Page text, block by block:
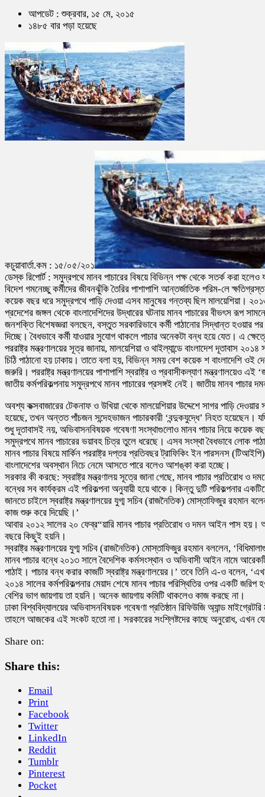
আপডেট : শুক্রবার, ১৫ মে, ২০১৫
১৪৮৫ বার পড়া হয়েছে
কচুয়াবার্তা.কম : ১৫/০৫/২০১
ডেস্ক রিপোর্ট : সমুদ্রপথে মানব পাচারের বিষয়ে বিভিন্ন পক্ষ থেকে সতর্ক করা
বিদেশ গমনেচ্ছু কর্মীদের জীবনঝুঁকি তৈরির পাশাপাশি আন্তর্জাতিক পরিম-লে ক্ষতিগ্রস্ত
কয়েক বছর ধরে সমুদ্রপথে পাড়ি দেওয়া এসব মানুষের গন্তব্য ছিল মালয়েশিয়া।
প্রদেশের জঙ্গল থেকে বাংলাদেশিদের উদ্ধারের ঘটনায় মানব পাচারের বীভৎস রূপ
জনশক্তি বিশেষজ্ঞরা বলছেন, বস্তুত সরকারিভাবে কর্মী পাঠানোর সিদ্ধান্ত হওয়ার
দিচ্ছে। বৈধভাবে কর্মী যাওয়ার সুযোগ থাকলে পাচার অনেকটা বন্ধ হয়ে যেত। এ
পররাষ্ট্র মন্ত্রণালয়ের সূত্র জানায়, মালয়েশিয়া ও থাইল্যান্ডে বাংলাদেশ দূতাবাস
চিঠি পাঠানো হয় ঢাকায়। তাতে বলা হয়, বিভিন্ন সময় বেশ কয়েক শ বাংলাদেশি
জরুরি। পররাষ্ট্র মন্ত্রণালয়ের পাশাপাশি স্বরাষ্ট্র ও প্রবাসীকল্যাণ মন্ত্রণালয়েও
জাতীয় কর্মপরিকল্পনায় সমুদ্রপথে মানব পাচারের প্রসঙ্গই নেই। জাতীয় মানব পাচার
অবশ্য কক্সবাজারের টেকনাফ ও উখিয়া থেকে মালয়েশিয়ার উদ্দেশে সাগর পাড়ি
হয়েছে, তখন অন্তত পাঁচজন সন্দেহভাজন পাচারকারী ‘বন্দুকযুদ্ধে’ নিহত হয়েছেন।
শুধু দূতাবাসই নয়, অভিবাসনবিষয়ক গবেষণা সংস্থাগুলোও মানব পাচার নিয়ে
সমুদ্রপথে মানব পাচারের ভয়াবহ চিত্র তুলে ধরেছে। এসব সংস্থা বৈধভাবে লোক
মানব পাচার বিষয়ে মার্কিন পররাষ্ট্র দপ্তর প্রতিবছর ট্রাফিকিং ইন পারসনস
বাংলাদেশের অবস্থান নিচে নেমে আসতে পারে বলেও আশঙ্কা করা হচ্ছে।
সরকার কী করছে: স্বরাষ্ট্র মন্ত্রণালয় সূত্রে জানা গেছে, মানব পাচার প্রতিরোধ ও
বন্ধের সব কার্যক্রম এই পরিকল্পনা অনুযায়ী হয়ে থাকে। কিন্তু দুটি পরিকল্পনার
জানতে চাইলে স্বরাষ্ট্র মন্ত্রণালয়ের যুগ্ম সচিব (রাজনৈতিক) মোস্তাফিজুর রহমান
কাজ শুরু করে দিয়েছি।’
আবার ২০১২ সালের ২০ ফেব্র“য়ারি মানব পাচার প্রতিরোধ ও দমন আইন পাস হয়।
বছরে কিছুই হয়নি।
স্বরাষ্ট্র মন্ত্রণালয়ের যুগ্ম সচিব (রাজনৈতিক) মোস্তাফিজুর রহমান বললেন,
মানব পাচার বন্ধে ২০১৩ সালে বৈদেশিক কর্মসংস্থান ও অভিবাসী আইন নামে
পাঠাই। পাচার বন্ধ করার কাজটি স্বরাষ্ট্র মন্ত্রণালয়ের।’ তবে তিনি এ-ও বলেন,
২০১৪ সালের কর্মপরিকল্পনার মেয়াদ শেষে মানব পাচার পরিস্থিতির ওপর একটি
বেশির ভাগ জায়গায় তা হয়নি। অনেক জায়গায় কমিটি থাকলেও কাজ করছে না।
ঢাকা বিশ্ববিদ্যালয়ের অভিবাসনবিষয়ক গবেষণা প্রতিষ্ঠান রিফিউজি অ্যান্ড
তাহলে আজকের এই সংকট হতো না। সরকারের সংশ্লিষ্টদের কাছে অনুরোধ, এখন
Share on:
Share this:
Email
Print
Facebook
Twitter
LinkedIn
Reddit
Tumblr
Pinterest
Pocket